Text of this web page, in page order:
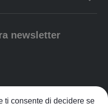
newsletter
ti consente di decidere se